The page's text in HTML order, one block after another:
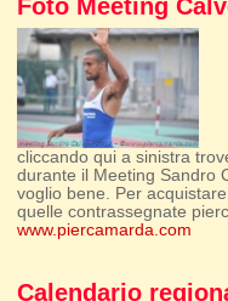
Foto Meeting
cliccando qui a sinistra
durante il Meeting Sandro
voglio bene. Per
quelle contrassegnate
www.piercamarda.com
Calendario